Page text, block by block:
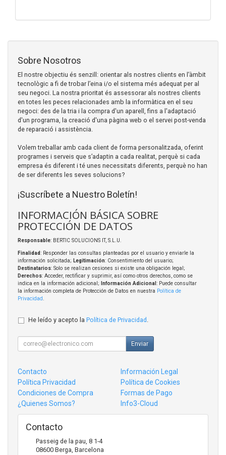
Sobre Nosotros
El nostre objectiu és senzill: orientar als nostres clients en l’àmbit
tecnològic a fi de trobar l’eina i/o el sistema més adequat per al
seu negoci. La nostra prioritat és assessorar als nostres clients
en totes les peces relacionades amb la informàtica en el seu
negoci: des de la tria i la compra d'un aparell, fins a l'adaptació
d'un programa, la creació d'una pàgina web o el servei post-venda
de reparació i assistència.
Volem treballar amb cada client de forma personalitzada, oferint
programes i serveis que s’adaptin a cada realitat, perquè si cada
empresa és diferent i té unes necessitats diferents, perquè no han
de ser diferents les seves solucions?
¡Suscríbete a Nuestro Boletín!
INFORMACIÓN BÁSICA SOBRE
PROTECCIÓN DE DATOS
Responsable: BERTIC SOLUCIONS IT, S.L.U.
Finalidad: Responder las consultas planteadas por el usuario y enviarle la
información solicitada; Legitimación: Consentimiento del usuario;
Destinatarios: Solo se realizan cesiones si existe una obligación legal;
Derechos: Acceder, rectificar y suprimir, así como otros derechos, como se
indica en la información adicional;
Información Adicional : Puede consultar
la información completa de Protección de Datos en nuestra Política de
Privacidad
He leído y acepto la Política de Privacidad
Enviar
Contacto
Información Legal
Política Privacidad
Política de Cookies
Condiciones de Compra
Formas de Pago
¿Quienes Somos?
Info3-Cloud
Contacto
Passeig de la pau, 8 1-4
08600 Berga Barcelona